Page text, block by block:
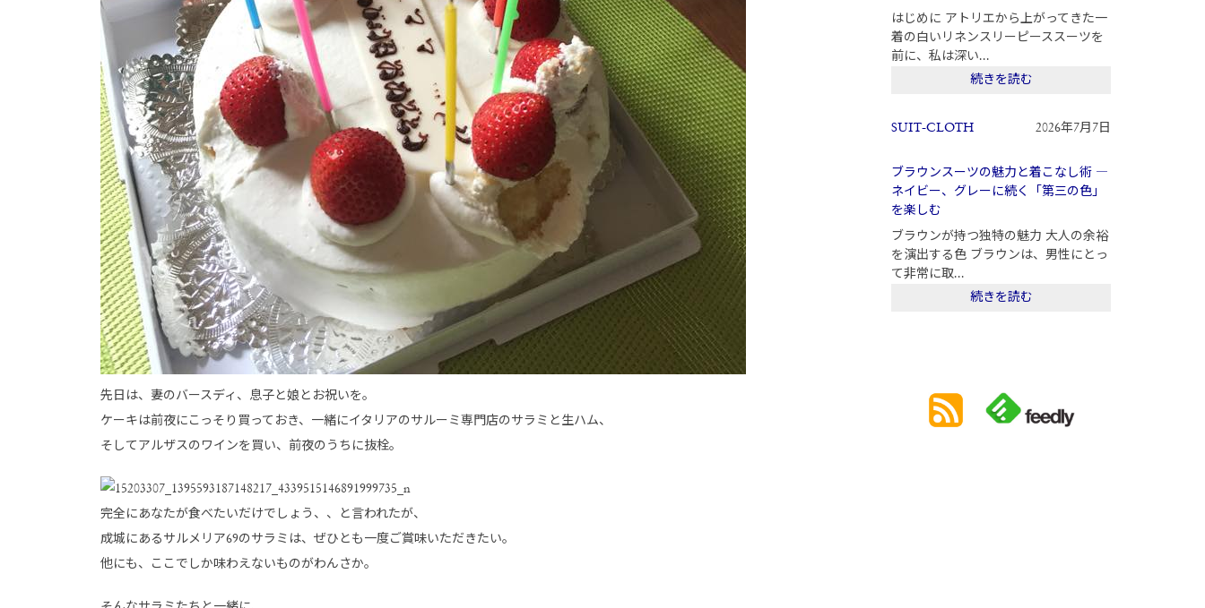
先日は、妻のバースディ、息子と娘とお祝いを。
ケーキは前夜にこっそり買っておき、一緒にイタリアのサルーミ専門店のサラミと生ハム、
そしてアルザスのワインを買い、前夜のうちに抜栓。
完全にあなたが食べたいだけでしょう、、と言われたが、
成城にあるサルメリア69のサラミは、ぜひとも一度ご賞味いただきたい。
他にも、ここでしか味わえないものがわんさか。
はじめに アトリエから上がってきた一
着の白いリネンスリーピーススーツを
前に、私は深い...
続きを読む
SUIT-CLOTH 2026年7月7日
ブラウンスーツの魅力と着こなし術 ―
ネイビー、グレーに続く「第三の色」
を楽しむ
ブラウンが持つ独特の魅力 大人の余裕
を演出する色 ブラウンは、男性にとっ
て非常に取...
続きを読む